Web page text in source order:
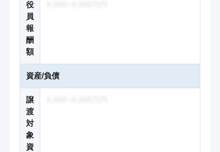
役
員
報
酬
額
資産/負債
譲
渡
対
象
資